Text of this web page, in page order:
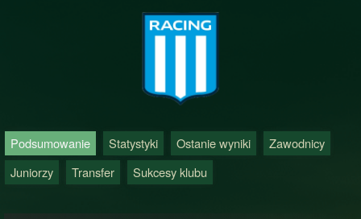
Podsumowanie Statystyki Ostanie wyniki
Zawodnicy
Juniorzy
Transfer Sukcesy klubu